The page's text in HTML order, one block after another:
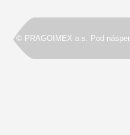
© PRAGOIMEX a.s. Pod